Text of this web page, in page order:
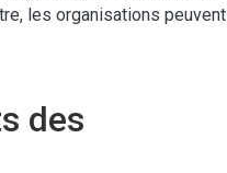
les organisations peuvent
des